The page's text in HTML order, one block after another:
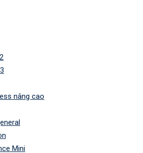
nâng cao
Mini